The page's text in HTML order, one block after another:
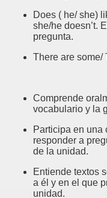
Does ( he/ she)
she/he doesn’t.
pregunta.
There are some/
Comprende
vocabulario y la
Participa en una
responder a
de la unidad.
Entiende textos
a él y en el que
unidad.